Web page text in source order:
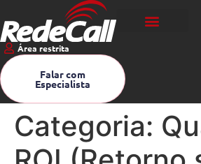
Área restrita
Falar com
Especialista
Categoria: